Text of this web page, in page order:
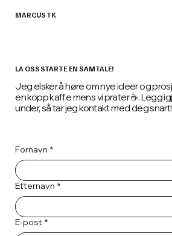
MARCUS TK
LA OSS STARTE EN SAMTALE!
Jeg elsker å høre om nye ideer og
en kopp kaffe mens vi prater ☕. Legg
under, så tar jeg kontakt med deg snart!
Fornavn *
Etternavn *
E-post *